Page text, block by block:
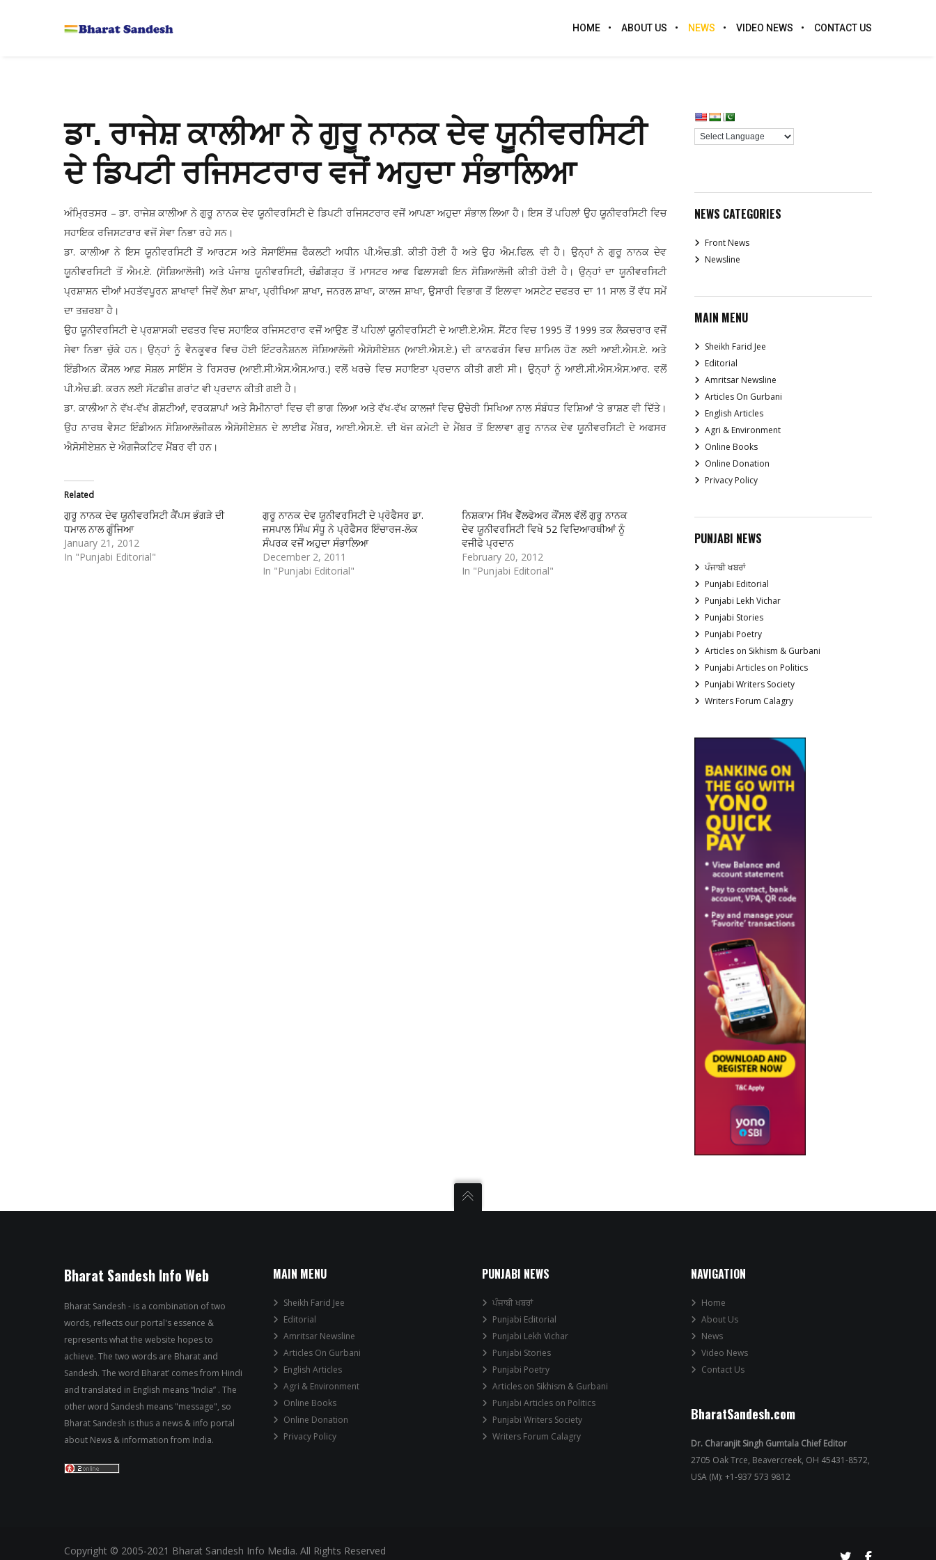
HOME ABOUT US NEWS VIDEO NEWS CONTACT US
ਡਾ. ਰਾਜੇਸ਼ ਕਾਲੀਆ ਨੇ ਗੁਰੂ ਨਾਨਕ ਦੇਵ ਯੂਨੀਵਰਸਿਟੀ
ਦੇ ਡਿਪਟੀ ਰਜਿਸਟਰਾਰ ਵਜੋਂ ਅਹੁਦਾ ਸੰਭਾਲਿਆ
ਅੰਮ੍ਰਿਤਸਰ – ਡਾ. ਰਾਜੇਸ਼ ਕਾਲੀਆ ਨੇ ਗੁਰੂ ਨਾਨਕ ਦੇਵ ਯੂਨੀਵਰਸਿਟੀ ਦੇ ਡਿਪਟੀ ਰਜਿਸਟਰਾਰ ਵਜੋਂ ਆਪਣਾ ਅਹੁਦਾ ਸੰਭਾਲ ਲਿਆ ਹੈ। ਇਸ ਤੋਂ ਪਹਿਲਾਂ ਉਹ ਯੂਨੀਵਰਸਿਟੀ ਵਿਚ
ਸਹਾਇਕ ਰਜਿਸਟਰਾਰ ਵਜੋਂ ਸੇਵਾ ਨਿਭਾ ਰਹੇ ਸਨ।
ਡਾ. ਕਾਲੀਆ ਨੇ ਇਸ ਯੂਨੀਵਰਸਿਟੀ ਤੋਂ ਆਰਟਸ ਅਤੇ ਸੋਸਾਇੰਸਜ਼ ਫੈਕਲਟੀ ਅਧੀਨ ਪੀ.ਐਚ.ਡੀ. ਕੀਤੀ ਹੋਈ ਹੈ ਅਤੇ ਉਹ ਐਮ.ਫਿਲ. ਵੀ ਹੈ। ਉਨ੍ਹਾਂ ਨੇ ਗੁਰੂ ਨਾਨਕ ਦੇਵ
ਯੂਨੀਵਰਸਿਟੀ ਤੋਂ ਐਮ.ਏ. (ਸੋਸ਼ਿਆਲੋਜੀ) ਅਤੇ ਪੰਜਾਬ ਯੂਨੀਵਰਸਿਟੀ, ਚੰਡੀਗੜ੍ਹ ਤੋਂ ਮਾਸਟਰ ਆਫ ਫਿਲਾਸਫੀ ਇਨ ਸੋਸ਼ਿਆਲੋਜੀ ਕੀਤੀ ਹੋਈ ਹੈ। ਉਨ੍ਹਾਂ ਦਾ ਯੂਨੀਵਰਸਿਟੀ
ਪ੍ਰਸ਼ਾਸ਼ਨ ਦੀਆਂ ਮਹਤੱਵਪੂਰਨ ਸ਼ਾਖਾਵਾਂ ਜਿਵੇਂ ਲੇਖਾ ਸ਼ਾਖਾ, ਪ੍ਰੀਖਿਆ ਸ਼ਾਖਾ, ਜਨਰਲ ਸ਼ਾਖਾ, ਕਾਲਜ ਸ਼ਾਖਾ, ਉਸਾਰੀ ਵਿਭਾਗ ਤੋਂ ਇਲਾਵਾ ਅਸਟੇਟ ਦਫਤਰ ਦਾ 11 ਸਾਲ ਤੋਂ ਵੱਧ ਸਮੇਂ
ਦਾ ਤਜ਼ਰਬਾ ਹੈ।
ਉਹ ਯੂਨੀਵਰਸਿਟੀ ਦੇ ਪ੍ਰਸ਼ਾਸਕੀ ਦਫਤਰ ਵਿਚ ਸਹਾਇਕ ਰਜਿਸਟਰਾਰ ਵਜੋਂ ਆਉਣ ਤੋਂ ਪਹਿਲਾਂ ਯੂਨੀਵਰਸਿਟੀ ਦੇ ਆਈ.ਏ.ਐਸ. ਸੈਂਟਰ ਵਿਚ 1995 ਤੋਂ 1999 ਤਕ ਲੈਕਚਰਾਰ ਵਜੋਂ
ਸੇਵਾ ਨਿਭਾ ਚੁੱਕੇ ਹਨ। ਉਨ੍ਹਾਂ ਨੂੰ ਵੈਨਕੂਵਰ ਵਿਚ ਹੋਈ ਇੰਟਰਨੈਸ਼ਨਲ ਸੋਸ਼ਿਆਲੋਜੀ ਐਸੋਸੀਏਸ਼ਨ (ਆਈ.ਐਸ.ਏ.) ਦੀ ਕਾਨਫਰੰਸ ਵਿਚ ਸ਼ਾਮਿਲ ਹੋਣ ਲਈ ਆਈ.ਐਸ.ਏ. ਅਤੇ
ਇੰਡੀਅਨ ਕੌਂਸਲ ਆਫ਼ ਸੋਸ਼ਲ ਸਾਇੰਸ ਤੇ ਰਿਸਰਚ (ਆਈ.ਸੀ.ਐਸ.ਐਸ.ਆਰ.) ਵਲੋਂ ਖਰਚੇ ਵਿਚ ਸਹਾਇਤਾ ਪ੍ਰਦਾਨ ਕੀਤੀ ਗਈ ਸੀ। ਉਨ੍ਹਾਂ ਨੂੰ ਆਈ.ਸੀ.ਐਸ.ਐਸ.ਆਰ. ਵਲੋਂ
ਪੀ.ਐਚ.ਡੀ. ਕਰਨ ਲਈ ਸੱਟਡੀਜ਼ ਗਰਾਂਟ ਵੀ ਪ੍ਰਦਾਨ ਕੀਤੀ ਗਈ ਹੈ।
ਡਾ. ਕਾਲੀਆ ਨੇ ਵੱਖ-ਵੱਖ ਗੋਸ਼ਟੀਆਂ, ਵਰਕਸ਼ਾਪਾਂ ਅਤੇ ਸੈਮੀਨਾਰਾਂ ਵਿਚ ਵੀ ਭਾਗ ਲਿਆ ਅਤੇ ਵੱਖ-ਵੱਖ ਕਾਲਜਾਂ ਵਿਚ ਉਚੇਰੀ ਸਿਖਿਆ ਨਾਲ ਸੰਬੰਧਤ ਵਿਸ਼ਿਆਂ ‘ਤੇ ਭਾਸ਼ਣ ਵੀ ਦਿੱਤੇ।
ਉਹ ਨਾਰਥ ਵੈਸਟ ਇੰਡੀਅਨ ਸੋਸ਼ਿਆਲੋਜੀਕਲ ਐਸੋਸੀਏਸ਼ਨ ਦੇ ਲਾਈਫ ਮੈਂਬਰ, ਆਈ.ਐਸ.ਏ. ਦੀ ਖੋਜ ਕਮੇਟੀ ਦੇ ਮੈਂਬਰ ਤੋਂ ਇਲਾਵਾ ਗੁਰੂ ਨਾਨਕ ਦੇਵ ਯੂਨੀਵਰਸਿਟੀ ਦੇ ਅਫਸਰ
ਐਸੋਸੀਏਸ਼ਨ ਦੇ ਐਗਜੈਕਟਿਵ ਮੈਂਬਰ ਵੀ ਹਨ।
Related
ਗੁਰੂ ਨਾਨਕ ਦੇਵ ਯੂਨੀਵਰਸਿਟੀ ਕੈਂਪਸ ਭੰਗੜੇ ਦੀ
ਧਮਾਲ ਨਾਲ ਗੂੰਜਿਆ
January 21, 2012
In "Punjabi Editorial"
ਗੁਰੂ ਨਾਨਕ ਦੇਵ ਯੂਨੀਵਰਸਿਟੀ ਦੇ ਪ੍ਰੋਫੈਸਰ ਡਾ.
ਜਸਪਾਲ ਸਿੰਘ ਸੰਧੂ ਨੇ ਪ੍ਰੋਫੈਸਰ ਇੰਚਾਰਜ-ਲੋਕ
ਸੰਪਰਕ ਵਜੋਂ ਅਹੁਦਾ ਸੰਭਾਲਿਆ
December 2, 2011
In "Punjabi Editorial"
ਨਿਸ਼ਕਾਮ ਸਿੱਖ ਵੈੱਲਫੇਅਰ ਕੌਂਸਲ ਵੱਲੋਂ ਗੁਰੂ ਨਾਨਕ
ਦੇਵ ਯੂਨੀਵਰਸਿਟੀ ਵਿਖੇ 52 ਵਿਦਿਆਰਥੀਆਂ ਨੂੰ
ਵਜੀਫੇ ਪ੍ਰਦਾਨ
February 20, 2012
In "Punjabi Editorial"
NEWS CATEGORIES
Front News
Newsline
MAIN MENU
Sheikh Farid Jee
Editorial
Amritsar Newsline
Articles On Gurbani
English Articles
Agri & Environment
Online Books
Online Donation
Privacy Policy
PUNJABI NEWS
ਪੰਜਾਬੀ ਖਬਰਾਂ
Punjabi Editorial
Punjabi Lekh Vichar
Punjabi Stories
Punjabi Poetry
Articles on Sikhism & Gurbani
Punjabi Articles on Politics
Punjabi Writers Society
Writers Forum Calagry
Bharat Sandesh Info Web
Bharat Sandesh - is a combination of two
words, reflects our portal's essence &
represents what the website hopes to
achieve. The two words are Bharat and
Sandesh. The word Bharat’ comes from Hindi
and translated in English means “India” . The
other word Sandesh means "message", so
Bharat Sandesh is thus a news & info portal
about News & information from India.
MAIN MENU
Sheikh Farid Jee
Editorial
Amritsar Newsline
Articles On Gurbani
English Articles
Agri & Environment
Online Books
Online Donation
Privacy Policy
PUNJABI NEWS
ਪੰਜਾਬੀ ਖਬਰਾਂ
Punjabi Editorial
Punjabi Lekh Vichar
Punjabi Stories
Punjabi Poetry
Articles on Sikhism & Gurbani
Punjabi Articles on Politics
Punjabi Writers Society
Writers Forum Calagry
NAVIGATION
Home
About Us
News
Video News
Contact Us
BharatSandesh.com
Dr. Charanjit Singh Gumtala Chief Editor
2705 Oak Trce, Beavercreek, OH 45431-8572,
USA (M): +1-937 573 9812
Copyright © 2005-2021 Bharat Sandesh Info Media. All Rights Reserved